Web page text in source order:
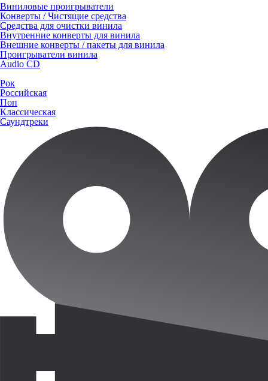
Виниловые проигрыватели
Конверты / Чистящие средства
Средства для очистки винила
Внутренние конверты для винила
Внешние конверты / пакеты для винила
Проигрыватели винила
Audio CD
Рок
Российская
Поп
Классическая
Саундтреки